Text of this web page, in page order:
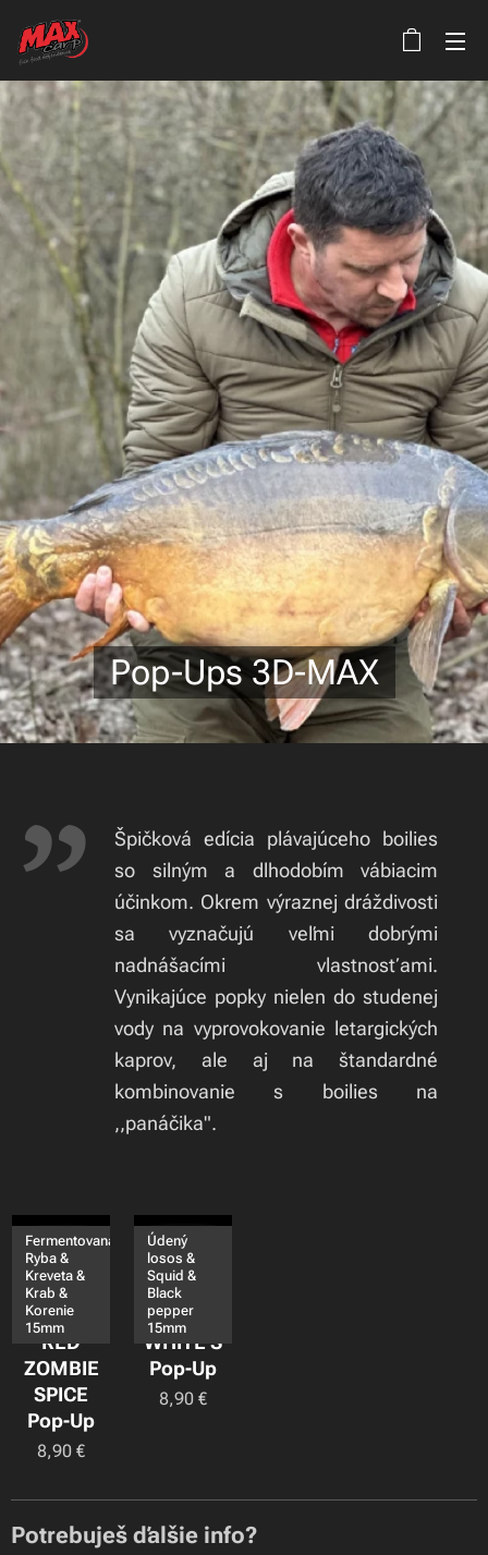
Pop-Ups 3D-MAX
Špičková edícia plávajúceho boilies
so silným a dlhodobím vábiacim
účinkom. Okrem výraznej dráždivosti
sa vyznačujú veľmi dobrými
nadnášacími vlastnosťami.
Vynikajúce popky nielen do studenej
vody na vyprovokovanie letargických
kaprov, ale aj na štandardné
kombinovanie s boilies na
,,panáčika".
RED
ZOMBIE
SPICE
Pop-Up
Fermentovaná
Ryba &
Kreveta &
Krab &
Korenie
15mm
8,90 €
WHITE S
Pop-Up
Údený
losos &
Squid &
Black
pepper
15mm
8,90 €
Potrebuješ ďalšie info?